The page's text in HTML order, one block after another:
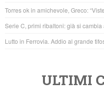
o
k
p
Torres ok in amichevole, Greco:
Serie C, primi ribaltoni: già si
Lutto in Ferrovia. Addio al grande
ULTIMI